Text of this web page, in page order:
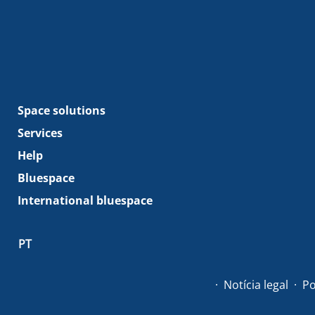
Space solutions
Services
Help
Bluespace
International bluespace
Notícia legal
PT